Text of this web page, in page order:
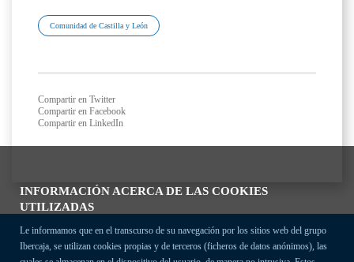
INFORMACIÓN ACERCA DE LAS COOKIES
UTILIZADAS
Le informamos que en el transcurso de su navegación por los sitios web del grupo
Ibercaja, se utilizan cookies propias y de terceros (ficheros de datos anónimos), las
Comunidad de Castilla y León
Compartir en Twitter
Compartir en Facebook
Compartir en LinkedIn